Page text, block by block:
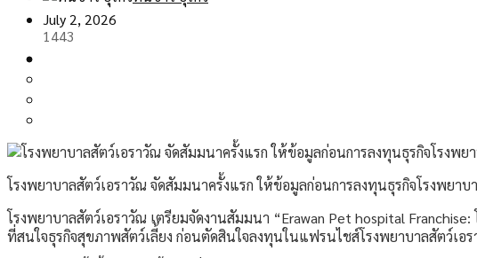
July 2, 2026
1443
โรงพยาบาลสัตว์เอราวัณ จัดสัมมนาครั้งแรก ให้ข้อมูลก่อนการลงทุนธุรกิจโรงพยาบ
โรงพยาบาลสัตว์เอราวัณ เตรียมจัดงานสัมมนา “Erawan Pet hospital
ที่สนใจธุรกิจสุขภาพสัตว์เลี้ยง ก่อนตัดสินใจลงทุนในแฟรนไชส์โรงพยาบาลสัตว์เอ